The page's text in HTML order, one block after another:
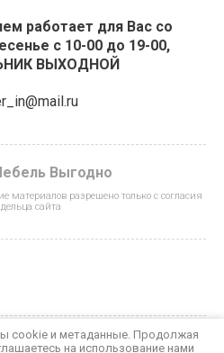
работает для Вас со
с 10-00 до 19-00,
ВЫХОДНОЙ
Выгодно
материалов разрешено только с согласия
сайта
Мебель Выгодно
cookie и метаданные. Продолжая
на использование нами